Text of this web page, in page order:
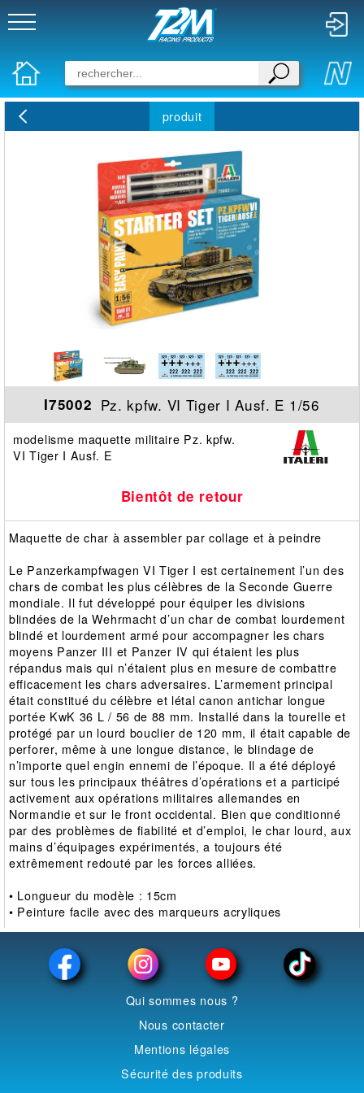
produit
I75002 Pz. kpfw. VI Tiger I Ausf. E 1/56
modelisme maquette militaire Pz. kpfw.
VI Tiger I Ausf. E
Bientôt de retour
Maquette de char à assembler par collage et à peindre
Le Panzerkampfwagen VI Tiger I est certainement l’un des
chars de combat les plus célèbres de la Seconde Guerre
mondiale. Il fut développé pour équiper les divisions
blindées de la Wehrmacht d’un char de combat lourdement
blindé et lourdement armé pour accompagner les chars
moyens Panzer III et Panzer IV qui étaient les plus
répandus mais qui n’étaient plus en mesure de combattre
efficacement les chars adversaires. L’armement principal
était constitué du célèbre et létal canon antichar longue
portée KwK 36 L / 56 de 88 mm. Installé dans la tourelle et
protégé par un lourd bouclier de 120 mm, il était capable de
perforer, même à une longue distance, le blindage de
n’importe quel engin ennemi de l’époque. Il a été déployé
sur tous les principaux théâtres d’opérations et a participé
activement aux opérations militaires allemandes en
Normandie et sur le front occidental. Bien que conditionné
par des problèmes de fiabilité et d’emploi, le char lourd, aux
mains d’équipages expérimentés, a toujours été
extrêmement redouté par les forces alliées.
• Longueur du modèle : 15cm
• Peinture facile avec des marqueurs acryliques
Qui sommes nous ?
Nous contacter
Mentions légales
Sécurité des produits